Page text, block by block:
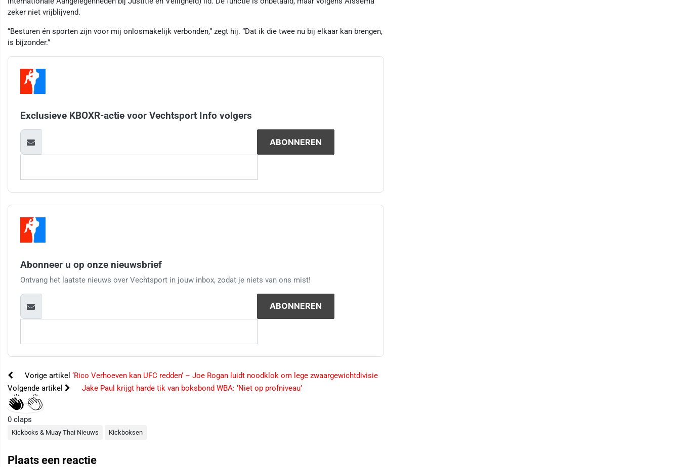
zeker niet vrijblijvend.
“Besturen én sporten zijn voor mij onlosmakelijk verbonden,” zegt hij. “Dat ik die twee nu bij elkaar kan brengen,
is bijzonder.”
Exclusieve KBOXR-actie voor Vechtsport Info volgers
Abonneer u op onze nieuwsbrief
Ontvang het laatste nieuws over Vechtsport in jouw inbox, zodat je niets van ons mist!
Vorige artikel ‘Rico Verhoeven kan UFC redden’ – Joe Rogan luidt noodklok om lege zwaargewichtdivisie
Volgende artikel
Jake Paul krijgt harde tik van boksbond WBA: ‘Niet op profniveau’
0 claps
Kickboks & Muay Thai Nieuws Kickboksen
Plaats een reactie